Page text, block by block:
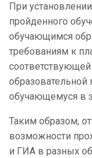
При
пройденного
обучающимся
требованиям к
обучающемуся в
Таким образом,
возможности
и ГИА в разных